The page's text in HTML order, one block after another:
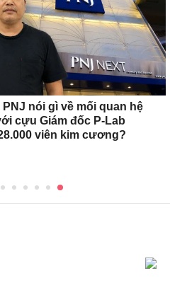
PNJ nói gì về mối quan hệ
cựu Giám đốc P-Lab
viên kim cương?